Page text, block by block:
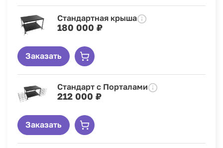
Стандартная крыша
180 000 ₽
Заказать
Стандарт с Порталами
212 000 ₽
Заказать